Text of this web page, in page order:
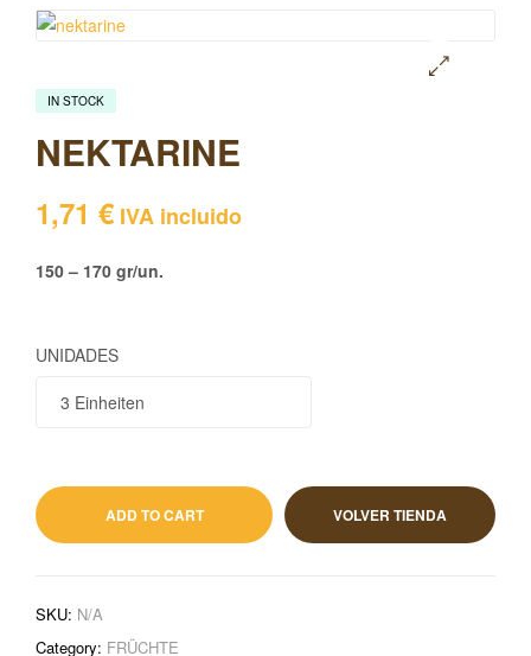
IN STOCK
NEKTARINE
1,71 € IVA incluido
150 – 170 gr/un.
UNIDADES
ADD TO CART VOLVER TIENDA
SKU: N/A
Category: FRÜCHTE